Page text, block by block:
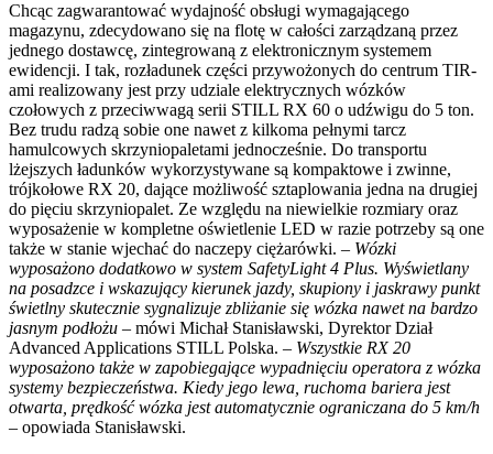
Chcąc zagwarantować wydajność obsługi wymagającego
magazynu, zdecydowano się na flotę w całości zarządzaną przez
jednego dostawcę, zintegrowaną z elektronicznym systemem
ewidencji. I tak, rozładunek części przywożonych do centrum TIR-
ami realizowany jest przy udziale elektrycznych wózków
czołowych z przeciwwagą serii STILL RX 60 o udźwigu do 5 ton.
Bez trudu radzą sobie one nawet z kilkoma pełnymi tarcz
hamulcowych skrzyniopaletami jednocześnie. Do transportu
lżejszych ładunków wykorzystywane są kompaktowe i zwinne,
trójkołowe RX 20, dające możliwość sztaplowania jedna na drugiej
do pięciu skrzyniopalet. Ze względu na niewielkie rozmiary oraz
wyposażenie w kompletne oświetlenie LED w razie potrzeby są one
także w stanie wjechać do naczepy ciężarówki. – Wózki
wyposażono dodatkowo w system SafetyLight 4 Plus. Wyświetlany
na posadzce i wskazujący kierunek jazdy, skupiony i jaskrawy punkt
świetlny skutecznie sygnalizuje zbliżanie się wózka nawet na bardzo
jasnym podłożu – mówi Michał Stanisławski, Dyrektor Dział
Advanced Applications STILL Polska. – Wszystkie RX 20
wyposażono także w zapobiegające wypadnięciu operatora z wózka
systemy bezpieczeństwa. Kiedy jego lewa, ruchoma bariera jest
otwarta, prędkość wózka jest automatycznie ograniczana do 5 km/h
– opowiada Stanisławski.